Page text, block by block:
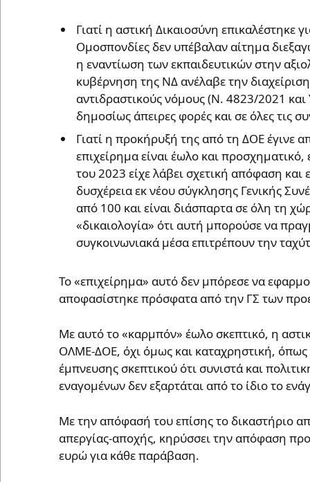
Γιατί η αστική Δικαιοσύνη επικαλέστηκε
Ομοσπονδίες δεν υπέβαλαν αίτημα
η εναντίωση των εκπαιδευτικών στην
κυβέρνηση της ΝΔ ανέλαβε την
αντιδραστικούς νόμους (Ν. 4823/2021
δημοσίως άπειρες φορές και σε όλες τις
Γιατί η προκήρυξή της από τη ΔΟΕ έγινε
επιχείρημα είναι έωλο και
του 2023 είχε λάβει σχετική απόφαση
δυσχέρεια εκ νέου σύγκλησης Γενικής
από 100 και είναι διάσπαρτα σε όλη τη
«δικαιολογία» ότι αυτή μπορούσε να
συγκοινωνιακά μέσα επιτρέπουν την
Το «επιχείρημα» αυτό δεν μπόρεσε να
αποφασίστηκε πρόσφατα από την ΓΣ των
Με αυτό το «καρμπόν» έωλο σκεπτικό, η
ΟΛΜΕ-ΔΟΕ, όχι όμως και καταχρηστική, όπως
έμπνευσης σκεπτικού ότι συνιστά και
εναγομένων δεν εξαρτάται από το ίδιο το
Με την απόφασή του επίσης το δικαστήριο
απεργίας-αποχής, κηρύσσει την απόφαση
ευρώ για κάθε παράβαση.